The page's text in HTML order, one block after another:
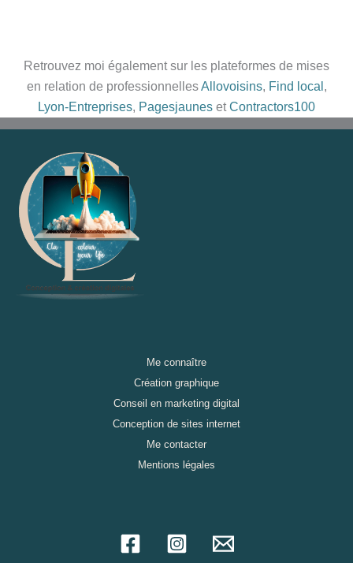
Retrouvez moi également sur les plateformes de mises
en relation de professionnellesAllovoisins, Find local ,
Lyon-Entreprises, Pagesjaunes etContractors100
Me connaître
Création graphique
Conseil en marketing digital
Conception de sites internet
Me contacter
Mentions légales